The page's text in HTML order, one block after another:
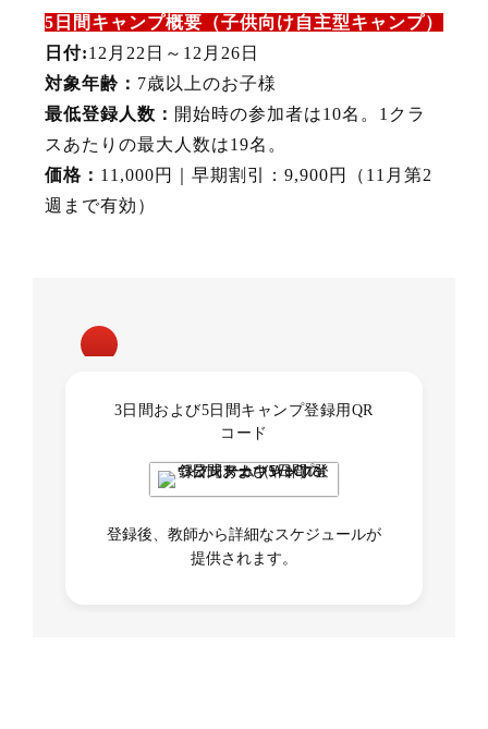
5日間キャンプ概要（子供向け自主型キャンプ）
日付:12月22日～12月26日
対象年齢： 7歳以上のお子様
最低登録人数： 開始時の参加者は10名。1クラ
スあたりの最大人数は19名。
価格： 11,000円｜早期割引：9,900円（11月第2
週まで有効）
3日間および5日間キャンプ登録用QR
コード
登録後、教師から詳細なスケジュールが
提供されます。